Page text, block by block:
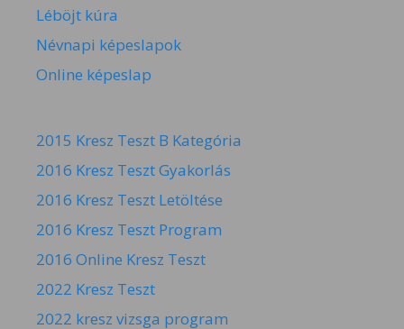
Léböjt kúra
Névnapi képeslapok
Online képeslap
2015 Kresz Teszt B Kategória
2016 Kresz Teszt Gyakorlás
2016 Kresz Teszt Letöltése
2016 Kresz Teszt Program
2016 Online Kresz Teszt
2022 Kresz Teszt
2022 kresz vizsga program